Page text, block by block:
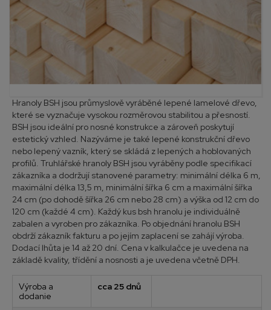
Hranoly BSH jsou průmyslově vyráběné lepené lamelové dřevo,
které se vyznačuje vysokou rozměrovou stabilitou a přesností.
BSH jsou ideální pro nosné konstrukce a zároveň poskytují
estetický vzhled. Nazýváme je také lepené konstrukční dřevo
nebo lepený vazník, který se skládá z lepených a hoblovaných
profilů. Truhlářské hranoly BSH jsou vyráběny podle specifikací
zákazníka a dodržují stanovené parametry: minimální délka 6 m,
maximální délka 13,5 m, minimální šířka 6 cm a maximální šířka
24 cm (po dohodě šířka 26 cm nebo 28 cm) a výška od 12 cm do
120 cm (každé 4 cm). Každý kus bsh hranolu je individuálně
zabalen a vyroben pro zákazníka. Po objednání hranolu BSH
obdrží zákazník fakturu a po jejím zaplacení se zahájí výroba.
Dodací lhůta je 14 až 20 dní. Cena v kalkulačce je uvedena na
základě kvality, třídění a nosnosti a je uvedena včetně DPH.
Výroba a
dodanie
cca 25 dnů